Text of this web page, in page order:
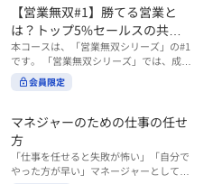
る新規事業の創出」では、新規事業やス
タートアップを取り巻く環境がどのよう
に変化しているのかを俯瞰し、新たな価
値創造と非連続な成長を生み出すため
に、AI時代における事業機会の捉え方
や、成功確率を高めるための考え方につ
携わるリーダー・マネージャーの方 ・AI
を活用して事業創出のスピードや成功確
率を高めたい方 ・AI時代における新規事
業リーダーの役割やマインドセットを学
【営業無双#1】勝てる営業と
は？トップ5%セールスの共通
点
本コースは、「営業無双シリーズ」の#1
です。 「営業無双シリーズ」では、成約
率アップに向けて、お客様に選ばれ続け
る無双の営業になるための実践的な考え
（#2以降は順次公開） 本コースでは、
「勝てる営業とは？トップ5%セールス
の共通点」をテーマに BtoBでお客様に
選ばれる営業の役割 トップ5％のセール
スに共通する行動や考え方 成果につなが
会員限定
マネジャーのための仕事の任せ
方
「仕事を任せると失敗が怖い」「自分で
やった方が早い」マネージャーとしてメ